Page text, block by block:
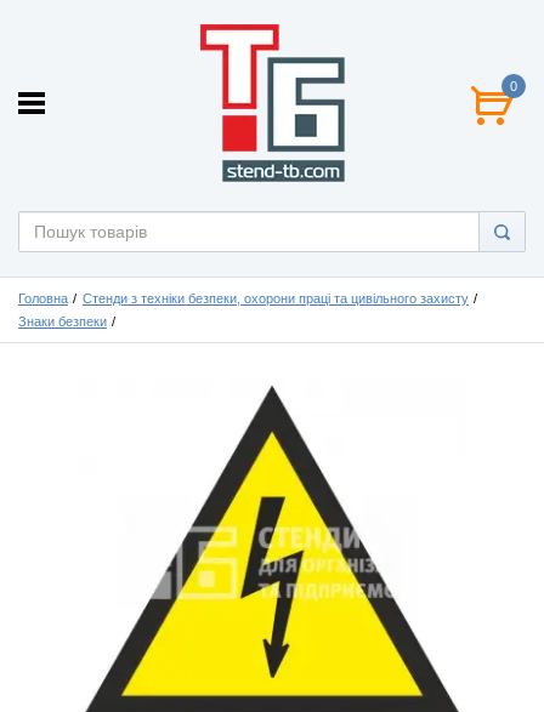
0
Головна
Стенди з техніки безпеки, охорони праці та цивільного захисту
Знаки безпеки